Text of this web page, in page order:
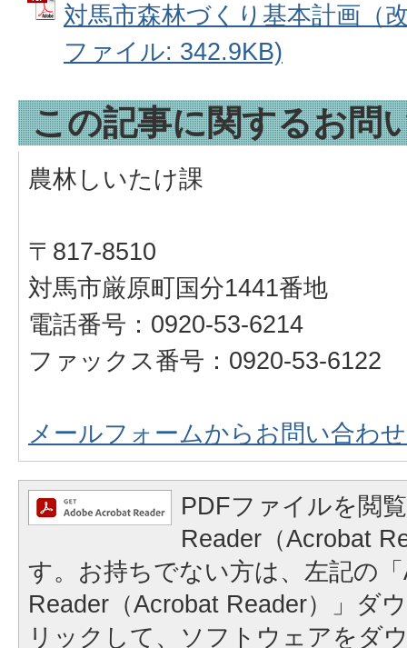
対馬市森林づくり基本計画（
ファイル: 342.9KB)
この記事に関するお問
農林しいたけ課
〒817-8510
対馬市厳原町国分1441番地
電話番号：0920-53-6214
ファックス番号：0920-53-6122
メールフォームからお問い合わ
PDFファイルを閲
Reader（Acrobat
す。お持ちでない方は、左記の
Reader（Acrobat Reader）」ダ
リックして、ソフトウェアをダ